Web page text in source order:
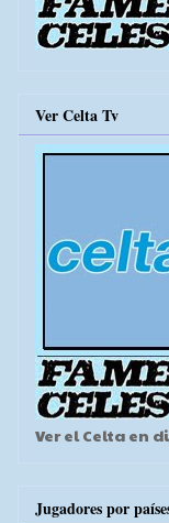
Ver Celta Tv
Ver el Celta en
Jugadores por